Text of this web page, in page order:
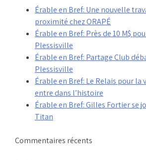
Érable en Bref: Une nouvelle
proximité chez ORAPÉ
Érable en Bref: Près de 10 M$
Plessisville
Érable en Bref: Partage Club
Plessisville
Érable en Bref: Le Relais pour la
entre dans l’histoire
Érable en Bref: Gilles Fortier se
Titan
Commentaires récents